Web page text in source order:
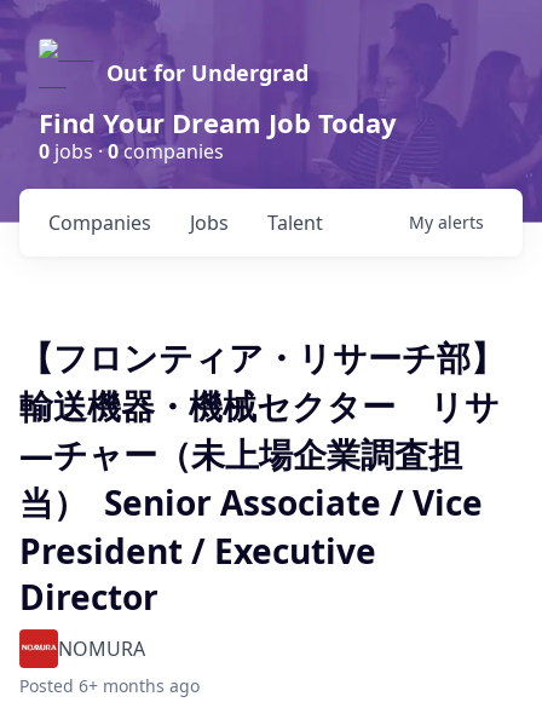
Out for Undergrad
Find Your Dream Job Today
0 jobs ·0companies
Jobs
Companies Talent My alerts
【フロンティア・リサーチ部】
輸送機器・機械セクター リサ
―チャー（未上場企業調査担
当） Senior Associate / Vice
President / Executive
Director
NOMURA
Posted 6+ months ago